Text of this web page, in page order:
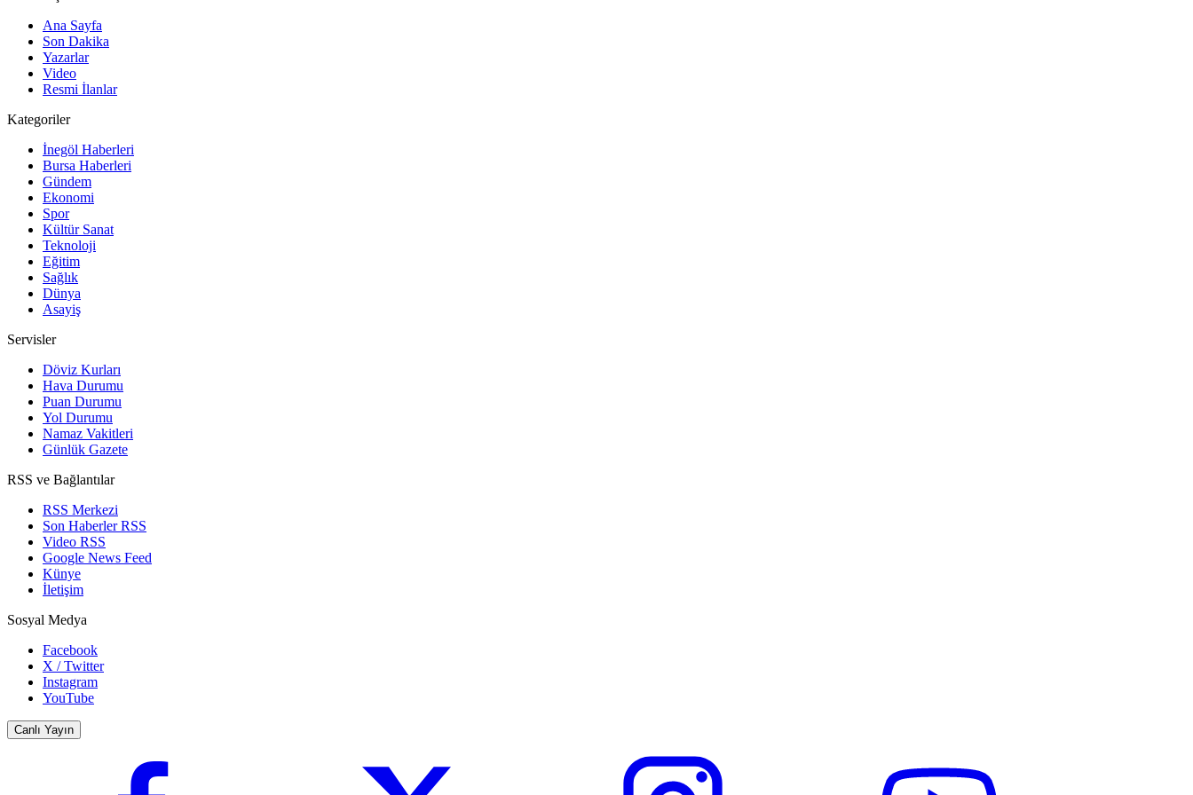
Ana Sayfa
Son Dakika
Yazarlar
Video
Resmi İlanlar
Kategoriler
İnegöl Haberleri
Bursa Haberleri
Gündem
Ekonomi
Spor
Kültür Sanat
Teknoloji
Eğitim
Sağlık
Dünya
Asayiş
Servisler
Döviz Kurları
Hava Durumu
Puan Durumu
Yol Durumu
Namaz Vakitleri
Günlük Gazete
RSS ve Bağlantılar
RSS Merkezi
Son Haberler RSS
Video RSS
Google News Feed
Künye
İletişim
Sosyal Medya
Facebook
X / Twitter
Instagram
YouTube
Canlı Yayın